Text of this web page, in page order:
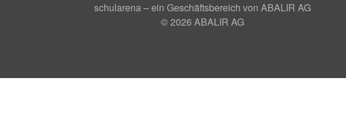
schularena – ein Geschäftsbereich von ABALIR AG
© 2026 ABALIR AG